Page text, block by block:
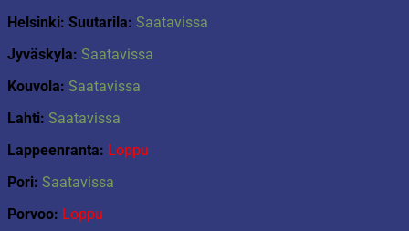
Helsinki: Suutarila: Saatavissa
Jyväskyla: Saatavissa
Kouvola: Saatavissa
Lahti: Saatavissa
Lappeenranta: Loppu
Pori: Saatavissa
Porvoo: Loppu